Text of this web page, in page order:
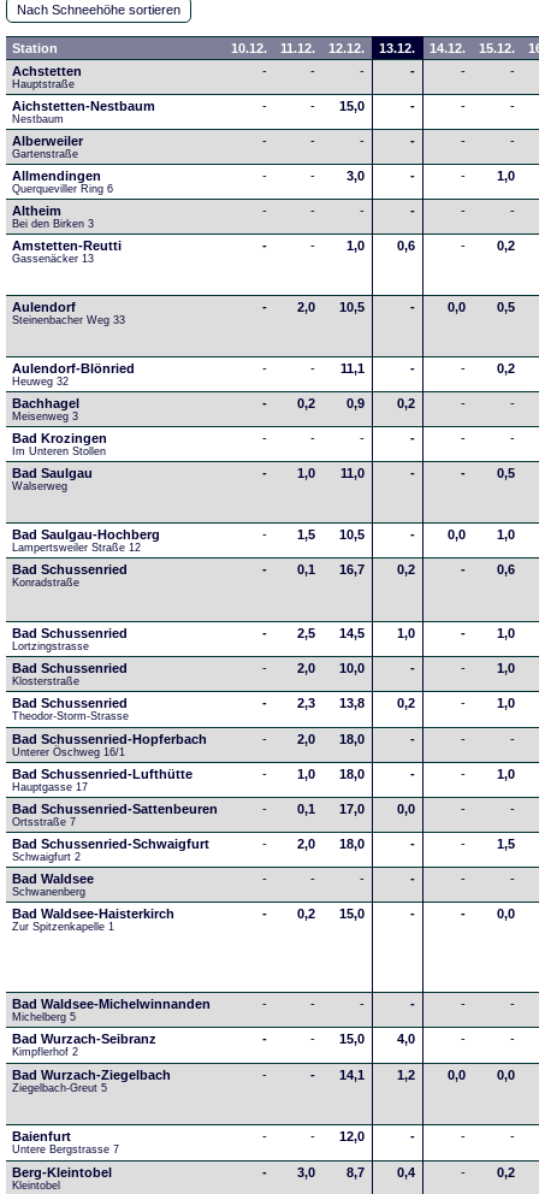
Nach Schneehöhe sortieren
Station 10.12. 11.12. 12.12. 13.12. 14.12. 15.12.
Achstetten
Hauptstraße
- - - - - -
Aichstetten-Nestbaum
Nestbaum
- - 15,0 - - -
Alberweiler
Gartenstraße
- - - - - -
Allmendingen
Querqueviller Ring 6
- - 3,0 - - 1,0
Altheim
Bei den Birken 3
- - - - - -
Amstetten-Reutti
Gassenäcker 13
- - 1,0 0,6 - 0,2
Aulendorf
Steinenbacher Weg 33
- 2,0 10,5 - 0,0 0,5
Aulendorf-Blönried
Heuweg 32
- - 11,1 - - 0,2
Bachhagel
Meisenweg 3
- 0,2 0,9 0,2 - -
Bad Krozingen
Im Unteren Stollen
- - - - - -
Bad Saulgau
Walserweg
- 1,0 11,0 - - 0,5
Bad Saulgau-Hochberg
Lampertsweiler Straße 12
- 1,5 10,5 - 0,0 1,0
Bad Schussenried
Konradstraße
- 0,1 16,7 0,2 - 0,6
Bad Schussenried
Lortzingstrasse
- 2,5 14,5 1,0 - 1,0
Bad Schussenried
Klosterstraße
- 2,0 10,0 - - 1,0
Bad Schussenried
Theodor-Storm-Strasse
- 2,3 13,8 0,2 - 1,0
Bad Schussenried-Hopferbach
Unterer Öschweg 16/1
- 2,0 18,0 - - -
Bad Schussenried-Lufthütte
Hauptgasse 17
- 1,0 18,0 - - 1,0
Bad Schussenried-Sattenbeuren
Ortsstraße 7
- 0,1 17,0 0,0 - -
Bad Schussenried-Schwaigfurt
Schwaigfurt 2
- 2,0 18,0 - - 1,5
Bad Waldsee
Schwanenberg
- - - - - -
Bad Waldsee-Haisterkirch
Zur Spitzenkapelle 1
- 0,2 15,0 - - 0,0
Bad Waldsee-Michelwinnanden
Michelberg 5
- - - - - -
Bad Wurzach-Seibranz
Kimpflerhof 2
- - 15,0 4,0 - -
Bad Wurzach-Ziegelbach
Ziegelbach-Greut 5
- - 14,1 1,2 0,0 0,0
Baienfurt
Untere Bergstrasse 7
- - 12,0 - - -
Berg-Kleintobel
Kleintobel
- 3,0 8,7 0,4 - 0,2